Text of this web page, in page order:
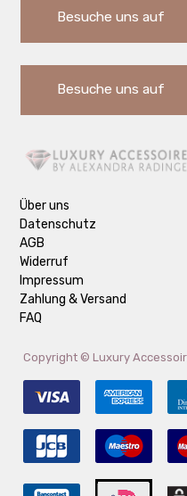
Besuche uns auf
Besuche uns auf
Über uns
Datenschutz
AGB
Widerruf
Impressum
Zahlung & Versand
FAQ
Copyright © Luxury